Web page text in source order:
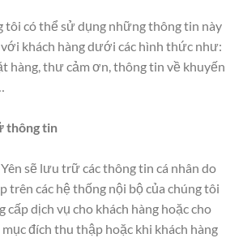
tôi có thể sử dụng những thông tin này
khách hàng dưới các hình thức như:
hàng, thư cảm ơn, thông tin về khuyến
thông tin
sẽ lưu trữ các thông tin cá nhân do
trên các hệ thống nội bộ của chúng tôi
cấp dịch vụ cho khách hàng hoặc cho
đích thu thập hoặc khi khách hàng